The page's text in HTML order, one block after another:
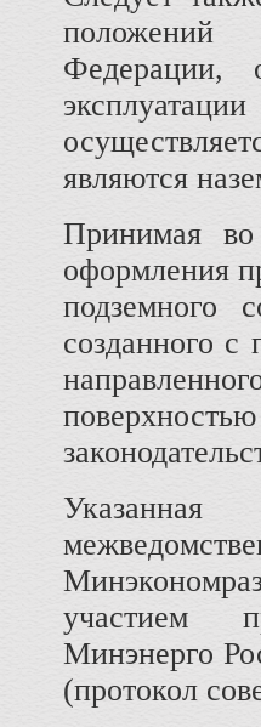
положений
Федерации,
являются
Принимая во
оформления
подземного
созданного с
участием
Минэнерго
(протокол